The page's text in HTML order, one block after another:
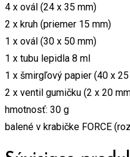
4 x ovál (24 x 35 mm)
2 x kruh (priemer 15 mm)
1 x ovál (30 x 50 mm)
1 x tubu lepidla 8 ml
1 x šmirgľový papier (40 x
2 x ventil gumičku (2 x 20
hmotnosť: 30 g
balené v krabičke FORCE